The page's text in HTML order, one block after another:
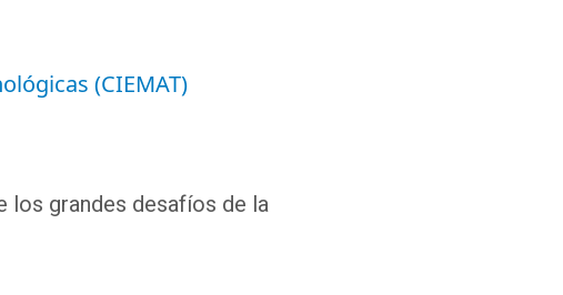
(CIEMAT)
los grandes desafíos de la